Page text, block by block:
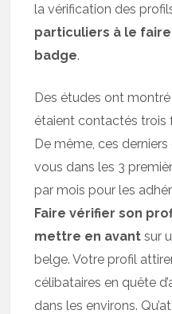
la vérification des
particuliers à le faire
badge.
Des études ont
étaient contactés trois
De même, ces
vous dans les 3
par mois pour les
Faire vérifier son
mettre en avant sur
belge. Votre profil
célibataires en quête
dans les environs.